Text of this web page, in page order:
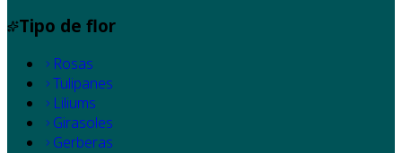
Tipo de flor
Rosas
Tulipanes
Liliums
Girasoles
Gerberas